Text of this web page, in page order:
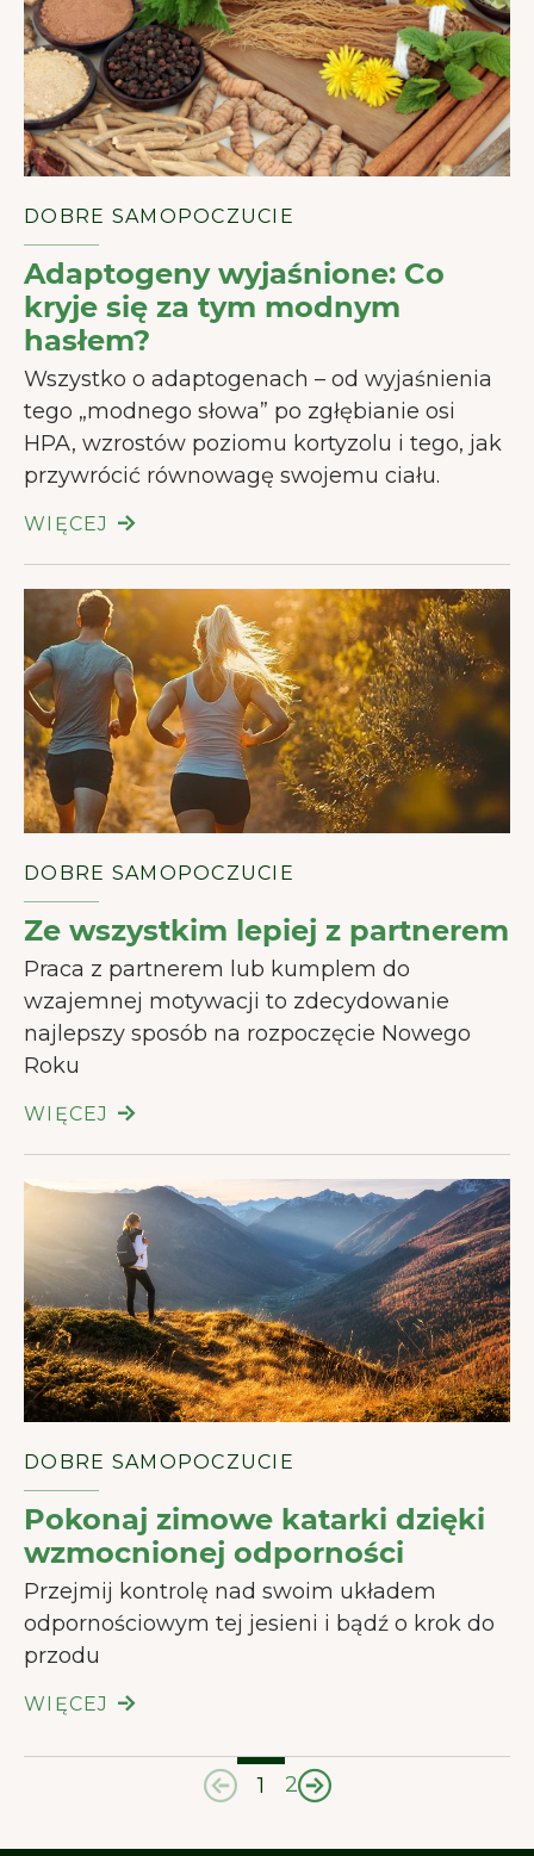
DOBRE SAMOPOCZUCIE
Adaptogeny wyjaśnione: Co
kryje się za tym modnym
hasłem?
Wszystko o adaptogenach – od wyjaśnienia
tego „modnego słowa” po zgłębianie osi
HPA, wzrostów poziomu kortyzolu i tego, jak
przywrócić równowagę swojemu ciału.
WIĘCEJ
DOBRE SAMOPOCZUCIE
Ze wszystkim lepiej z partnerem
Praca z partnerem lub kumplem do
wzajemnej motywacji to zdecydowanie
najlepszy sposób na rozpoczęcie Nowego
Roku
WIĘCEJ
DOBRE SAMOPOCZUCIE
Pokonaj zimowe katarki dzięki
wzmocnionej odporności
Przejmij kontrolę nad swoim układem
odpornościowym tej jesieni i bądź o krok do
przodu
WIĘCEJ
1 2
Nasza strona używa plików cookies,
aby zapewnić Ci jak najlepsze
doświadczenie.Więcej o cookies
Akceptuj niezbędne
Preferencje